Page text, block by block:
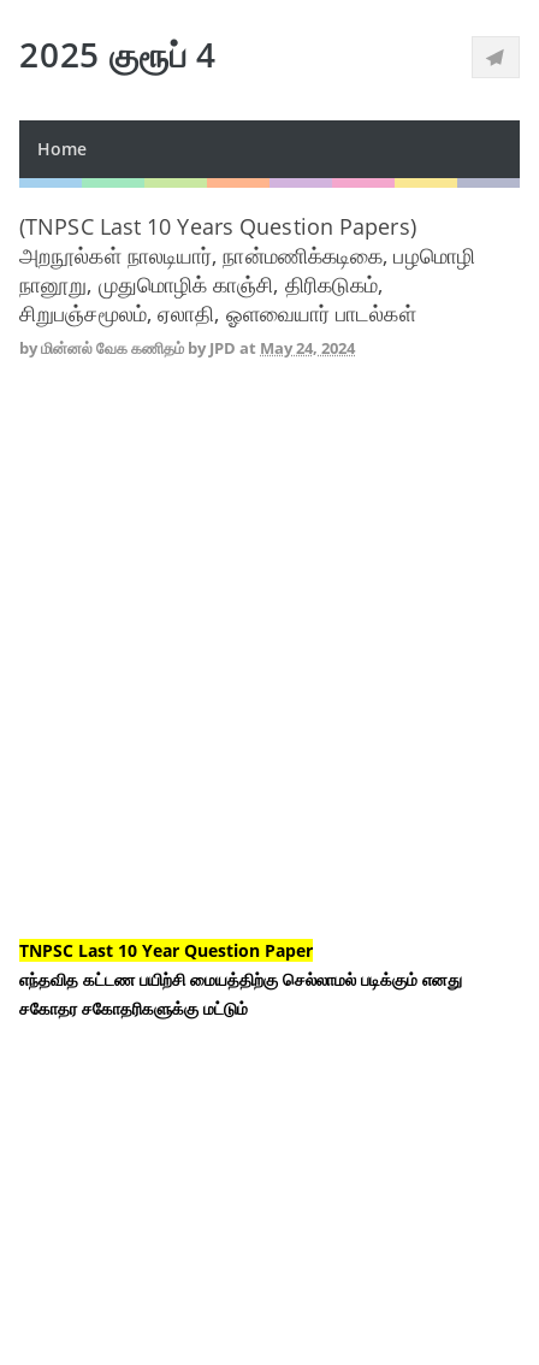
2025 குரூப் 4
Home
(TNPSC Last 10 Years Question Papers)
அறநூல்கள் நாலடியார், நான்மணிக்கடிகை, பழமொழி
நானூறு, முதுமொழிக் காஞ்சி, திரிகடுகம்,
சிறுபஞ்சமூலம், ஏலாதி, ஓளவையார் பாடல்கள்
byமின்னல் வேக கணிதம் by JPD at May 24, 2024
TNPSC Last 10 Year Question Paper
எந்தவித கட்டண பயிற்சி மையத்திற்கு செல்லாமல் படிக்கும் எனது
சகோதர சகோதரிகளுக்கு மட்டும்